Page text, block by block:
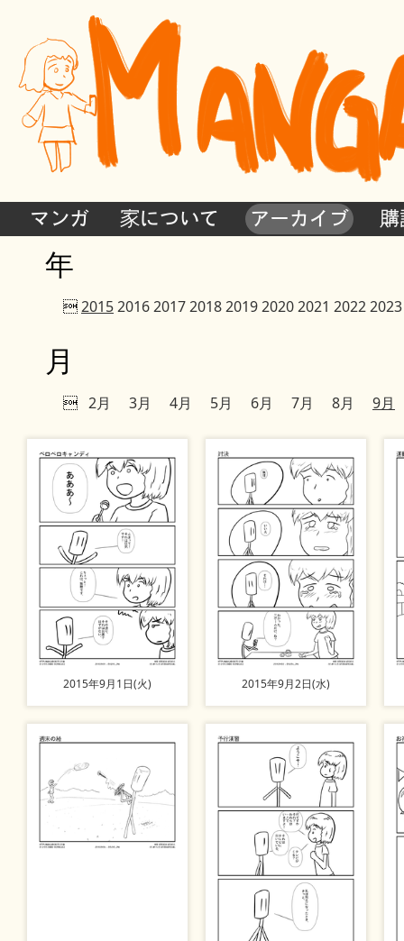
マンガ 家について アーカイブ
年
2015201620172018201920202021 20222023
月
 2月 3月 4月 5月 6月 7月 8月 9月
2015年9月1日(火) 2015年9月2日(水)